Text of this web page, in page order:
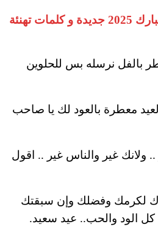
رسائل عيد الأضحى المبارك 2025 جديدة و كلمات تهنئة
بالفل نرسله بس للحلوين
معطرة بالعود لك يا صاحب
.. ولانك غير والناس غير .. اقول
لكرمك وفضلك وإن سبقتك
الود والحب.. عيد سعيد.